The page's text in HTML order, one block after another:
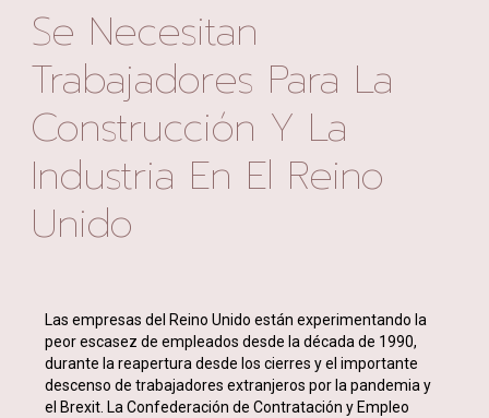
Se ‏Necesitan
Trabajadores Para La
Construcción Y La
Industria En El Reino
Unido
Las empresas del Reino Unido están experimentando la
peor escasez de empleados desde la década de 1990,
durante la reapertura desde los cierres y el importante
descenso de trabajadores extranjeros por la pandemia y
el Brexit. La Confederación de Contratación y Empleo